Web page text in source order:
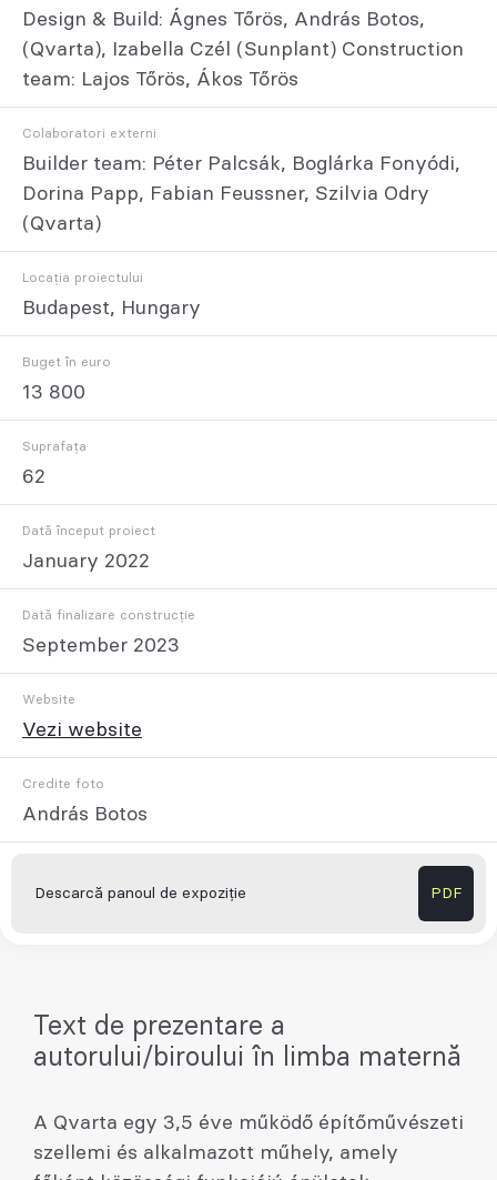
Design & Build: Ágnes Tőrös, András Botos,
(Qvarta), Izabella Czél (Sunplant) Construction
team: Lajos Tőrös, Ákos Tőrös
Colaboratori externi
Builder team: Péter Palcsák, Boglárka Fonyódi,
Dorina Papp, Fabian Feussner, Szilvia Odry
(Qvarta)
Locația proiectului
Budapest, Hungary
Buget în euro
13 800
Suprafața
62
Dată început proiect
January 2022
Dată finalizare construcție
September 2023
Website
Vezi website
Credite foto
András Botos
Descarcă panoul de expoziție PDF
Text de prezentare a
autorului/biroului în limba maternă
A Qvarta egy 3,5 éve működő építőművészeti
szellemi és alkalmazott műhely, amely